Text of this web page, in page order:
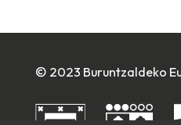
© 2023 Buruntzaldeko